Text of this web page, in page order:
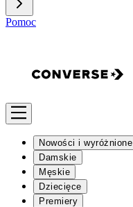
Pomoc
Nowości i wyróżnione
Damskie
Męskie
Dziecięce
Premiery